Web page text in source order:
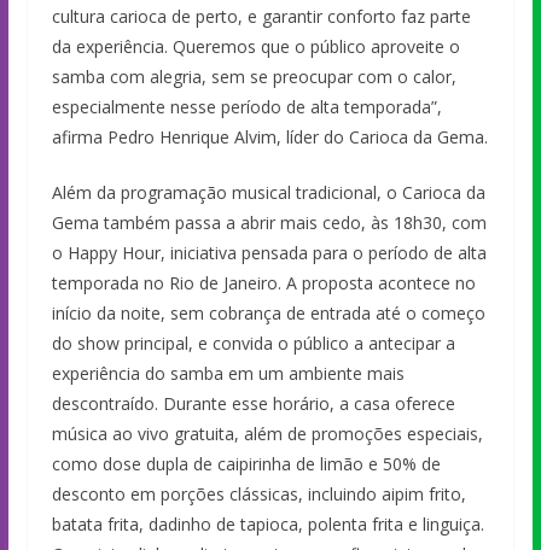
cultura carioca de perto, e garantir conforto faz parte
da experiência. Queremos que o público aproveite o
samba com alegria, sem se preocupar com o calor,
especialmente nesse período de alta temporada”,
afirma Pedro Henrique Alvim, líder do Carioca da Gema.
Além da programação musical tradicional, o Carioca da
Gema também passa a abrir mais cedo, às 18h30, com
o Happy Hour, iniciativa pensada para o período de alta
temporada no Rio de Janeiro. A proposta acontece no
início da noite, sem cobrança de entrada até o começo
do show principal, e convida o público a antecipar a
experiência do samba em um ambiente mais
descontraído. Durante esse horário, a casa oferece
música ao vivo gratuita, além de promoções especiais,
como dose dupla de caipirinha de limão e 50% de
desconto em porções clássicas, incluindo aipim frito,
batata frita, dadinho de tapioca, polenta frita e linguiça.